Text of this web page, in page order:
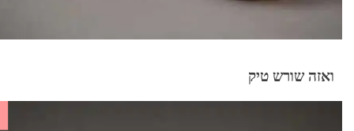
ואזה שורש טיק